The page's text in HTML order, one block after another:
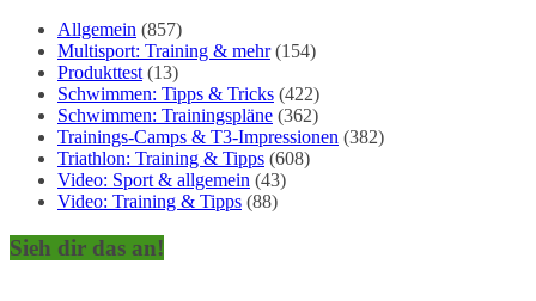
Allgemein (857)
Multisport: Training & mehr(154)
Produkttest(13)
Schwimmen: Tipps & Tricks (422)
Schwimmen: Trainingspläne (362)
Trainings-Camps & T3-Impressionen (382)
Triathlon: Training & Tipps (608)
Video: Sport & allgemein (43)
Video: Training & Tipps (88)
Sieh dir das an!